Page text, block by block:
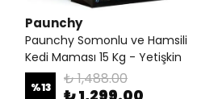
Paunchy
Paunchy Somonlu ve Hamsili
Kedi Maması 15 Kg - Yetişkin
%13 ₺ 1,488.00